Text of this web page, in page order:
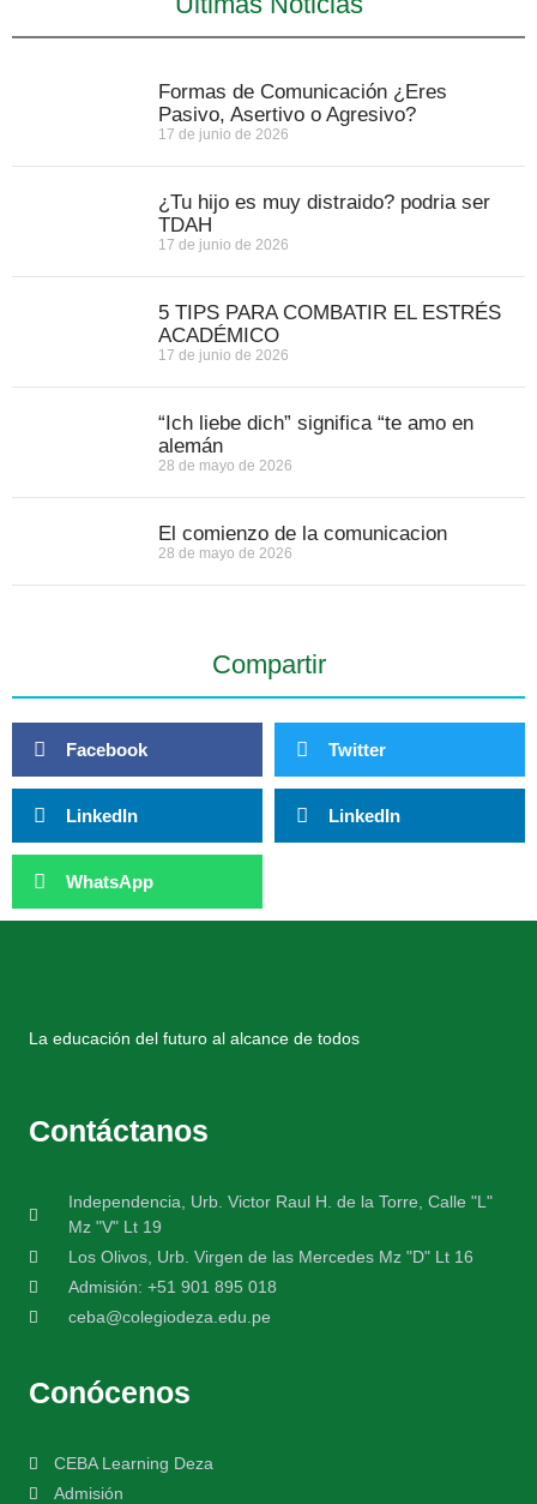
Formas de Comunicación ¿Eres
Pasivo, Asertivo o Agresivo?
17 de junio de 2026
¿Tu hijo es muy distraido? podria ser
TDAH
17 de junio de 2026
5 TIPS PARA COMBATIR EL ESTRÉS
ACADÉMICO
17 de junio de 2026
“Ich liebe dich” significa “te amo en
alemán
28 de mayo de 2026
El comienzo de la comunicacion
28 de mayo de 2026
Compartir
Facebook Twitter
LinkedIn LinkedIn
WhatsApp
La educación del futuro al alcance de todos
Contáctanos
Independencia, Urb. Victor Raul H. de la Torre, Calle "L"
Mz "V" Lt 19
Los Olivos, Urb. Virgen de las Mercedes Mz "D" Lt 16
Admisión: +51 901 895 018
ceba@colegiodeza.edu.pe
Conócenos
CEBA Learning Deza
Admisión